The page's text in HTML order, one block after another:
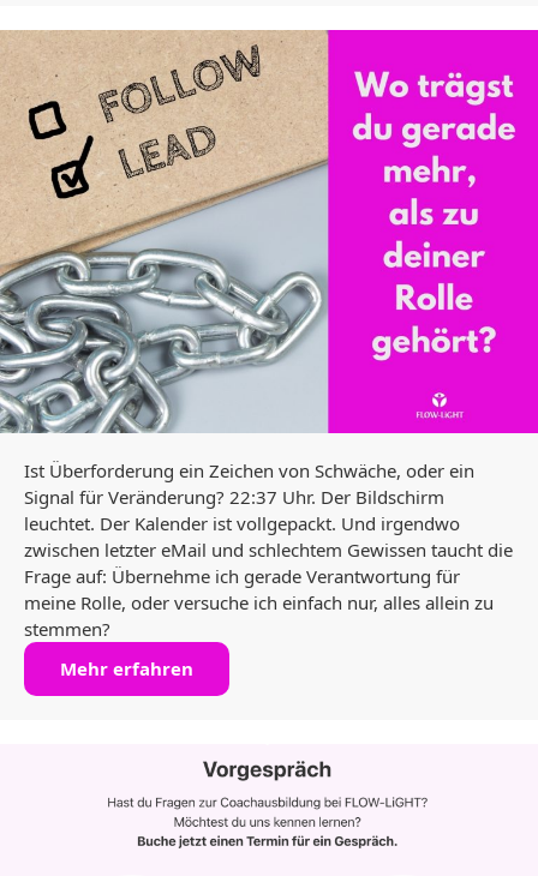
Ist Überforderung ein Zeichen von Schwäche, oder ein
Signal für Veränderung? 22:37 Uhr. Der Bildschirm
leuchtet. Der Kalender ist vollgepackt. Und irgendwo
zwischen letzter eMail und schlechtem Gewissen taucht die
Frage auf: Übernehme ich gerade Verantwortung für
meine Rolle, oder versuche ich einfach nur, alles allein zu
stemmen?
Mehr erfahren